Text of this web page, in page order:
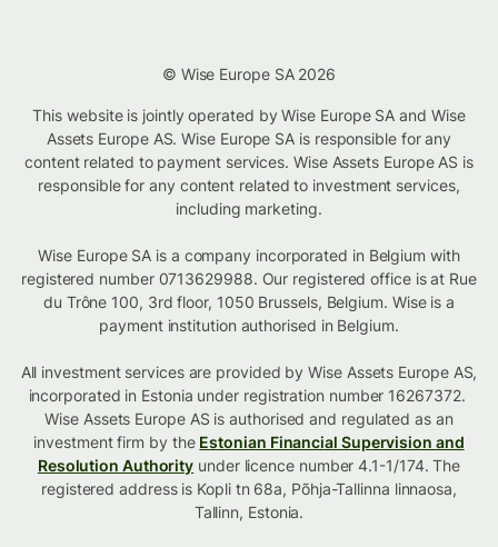
© Wise Europe SA 2026
This website is jointly operated by Wise Europe SA and Wise
Assets Europe AS. Wise Europe SA is responsible for any
content related to payment services. Wise Assets Europe AS is
responsible for any content related to investment services,
including marketing.
Wise Europe SA is a company incorporated in Belgium with
registered number 0713629988. Our registered office is at Rue
du Trône 100, 3rd floor, 1050 Brussels, Belgium. Wise is a
payment institution authorised in Belgium.
All investment services are provided by Wise Assets Europe AS,
incorporated in Estonia under registration number 16267372.
Wise Assets Europe AS is authorised and regulated as an
investment firm by the Estonian Financial Supervision and
Resolution Authority under licence number 4.1-1/174. The
registered address is Kopli tn 68a, Põhja-Tallinna linnaosa,
Tallinn, Estonia.